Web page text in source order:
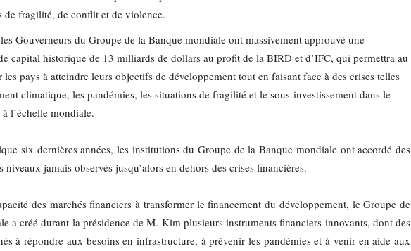
de fragilité, de conflit et de violence.
Gouverneurs du Groupe de la Banque mondiale ont massivement approuvé une
capital historique de 13 milliards de dollars au profit de la BIRD et d’IFC, qui permettra au
les pays à atteindre leurs objectifs de développement tout en faisant face à des crises telles
climatique, les pandémies, les situations de fragilité et le sous-investissement dans le
l’échelle mondiale.
six dernières années, les institutions du Groupe de la Banque mondiale ont accordé des
niveaux jamais observés jusqu’alors en dehors des crises financières.
des marchés financiers à transformer le financement du développement, le Groupe de
a créé durant la présidence de M. Kim plusieurs instruments financiers innovants, dont des
à répondre aux besoins en infrastructure, à prévenir les pandémies et à venir en aide aux